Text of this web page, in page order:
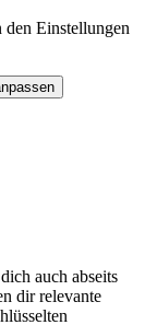
Einstellungen
auch abseits
dir relevante